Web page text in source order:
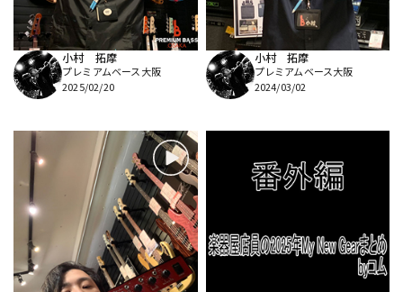
小村 拓摩
プレミアムベース大阪
2025/02/20
小村 拓摩
プレミアムベース大阪
2024/03/02